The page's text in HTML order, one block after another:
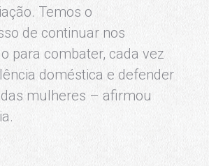
Temos o
de continuar nos
para combater, cada vez
doméstica e defender
mulheres – afirmou